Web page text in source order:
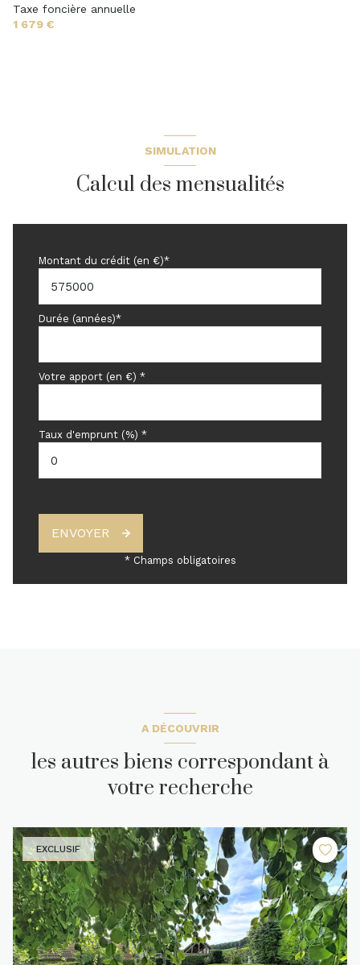
terrasse
Dégagement
Taxe foncière annuelle
1 679 €
SIMULATION
Calcul des mensualités
Montant du crédit (en €)*
Durée (années)*
Votre apport (en €) *
Taux d'emprunt (%) *
ENVOYER
* Champs obligatoires
A DÉCOUVRIR
les autres biens correspondant à
votre recherche
EXCLUSIF